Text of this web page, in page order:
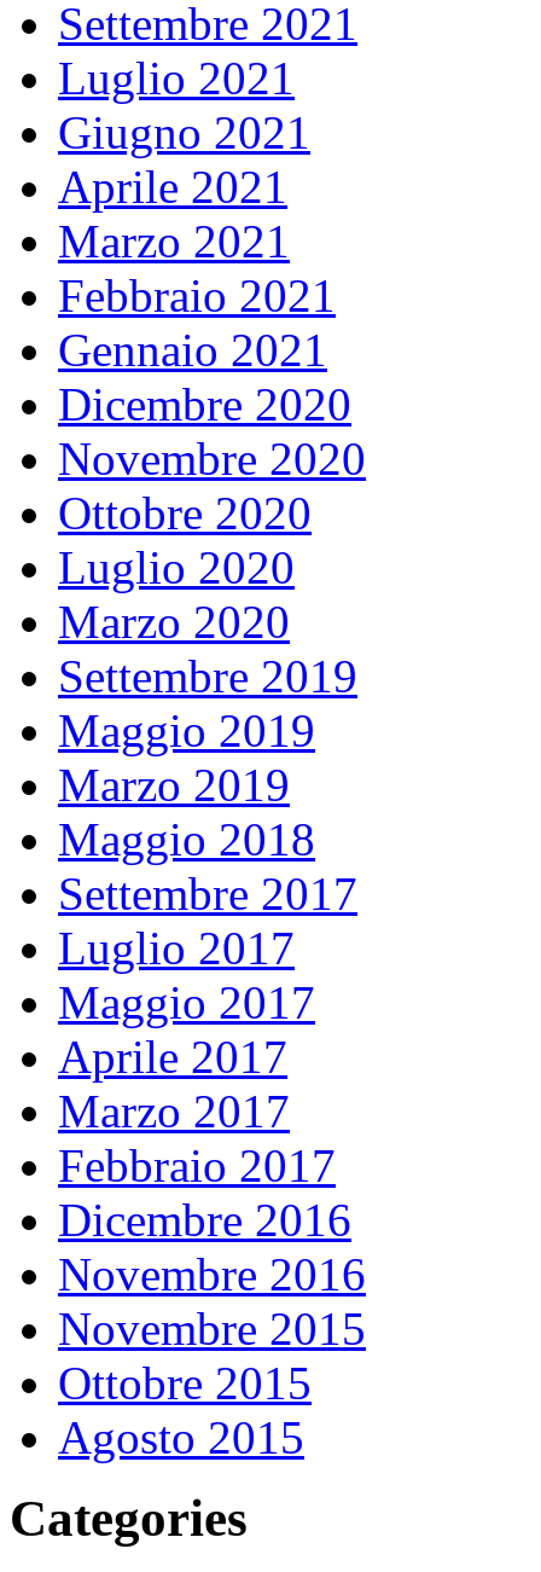
Settembre 2021
Luglio 2021
Giugno 2021
Aprile 2021
Marzo 2021
Febbraio 2021
Gennaio 2021
Dicembre 2020
Novembre 2020
Ottobre 2020
Luglio 2020
Marzo 2020
Settembre 2019
Maggio 2019
Marzo 2019
Maggio 2018
Settembre 2017
Luglio 2017
Maggio 2017
Aprile 2017
Marzo 2017
Febbraio 2017
Dicembre 2016
Novembre 2016
Novembre 2015
Ottobre 2015
Agosto 2015
Categories